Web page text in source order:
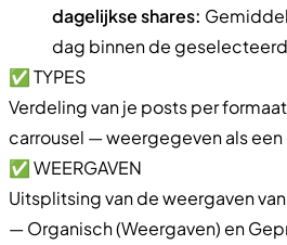
dagelijkse shares:
dag binnen de
✅ TYPES
Verdeling van je posts per
carrousel — weergegeven als
✅ WEERGAVEN
Uitsplitsing van de weergaven
— Organisch (Weergaven) en